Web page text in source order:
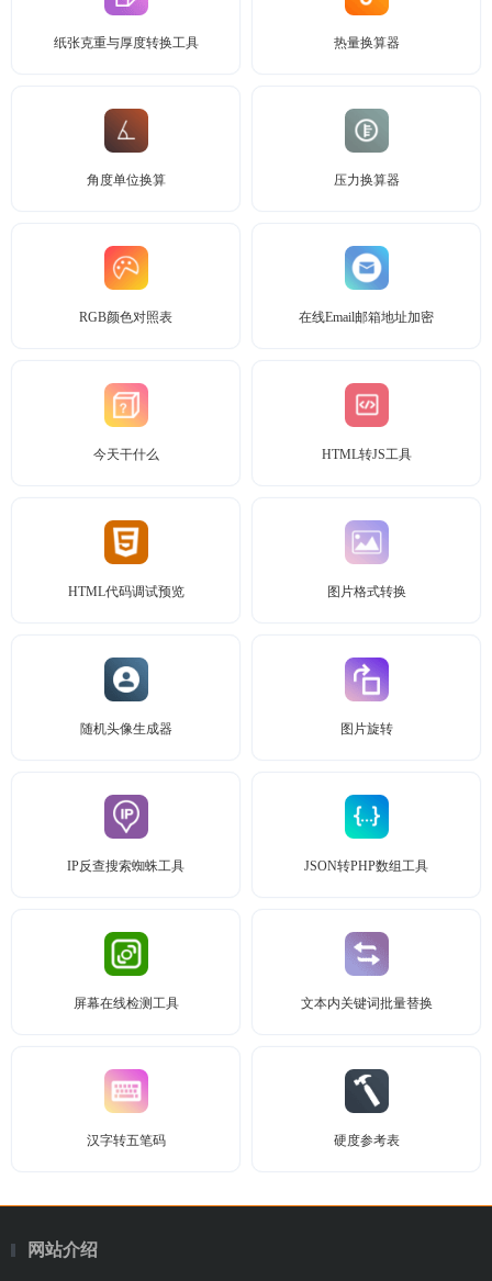
纸张克重与厚度转换工具 热量换算器
角度单位换算 压力换算器
RGB颜色对照表 在线Email邮箱地址加密
今天干什么 HTML转JS工具
HTML代码调试预览 图片格式转换
随机头像生成器 图片旋转
IP反查搜索蜘蛛工具 JSON转PHP数组工具
屏幕在线检测工具 文本内关键词批量替换
汉字转五笔码 硬度参考表
网站介绍